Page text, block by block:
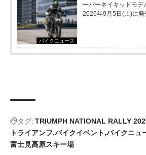
バイクニュース
ーパーネイキッドモ
2026年9月5日(土)に発
タグ: TRIUMPH NATIONAL RALLY
トライアンフ バイクイベント バイクニュ
富士見高原スキー場